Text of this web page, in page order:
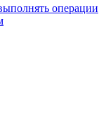
операции